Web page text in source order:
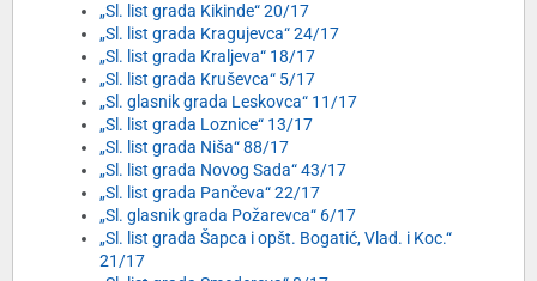
„Sl. list grada Kikinde“ 20/17
„Sl. list grada Kragujevca“ 24/17
„Sl. list grada Kraljeva“ 18/17
„Sl. list grada Kruševca“ 5/17
„Sl. glasnik grada Leskovca“ 11/17
„Sl. list grada Loznice“ 13/17
„Sl. list grada Niša“ 88/17
„Sl. list grada Novog Sada“ 43/17
„Sl. list grada Pančeva“ 22/17
„Sl. glasnik grada Požarevca“ 6/17
„Sl. list grada Šapca i opšt. Bogatić, Vlad. i Koc.“
21/17